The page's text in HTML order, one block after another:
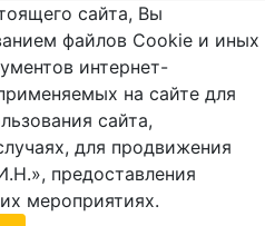
сайта, Вы
файлов Cookie и иных
интернет-
на сайте для
сайта,
для продвижения
предоставления
мероприятиях.